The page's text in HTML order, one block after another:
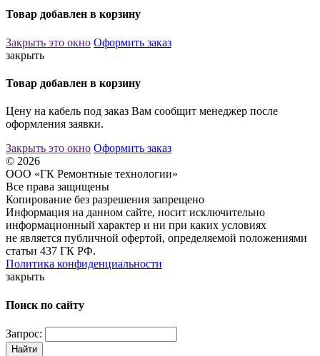
Товар добавлен в корзину
Закрыть это окно Оформить заказ
закрыть
Товар добавлен в корзину
Цену на кабель под заказ Вам сообщит менеджер после
оформления заявки.
Закрыть это окно Оформить заказ
© 2026
ООО «ГК Ремонтные технологии»
Все права защищены
Копирование без разрешения запрещено
Информация на данном сайте, носит исключительно
информационный характер и ни при каких условиях
не является публичной офертой, определяемой положениями
статьи 437 ГК РФ.
Политика конфиденциальности
закрыть
Поиск по сайту
Запрос:
Найти